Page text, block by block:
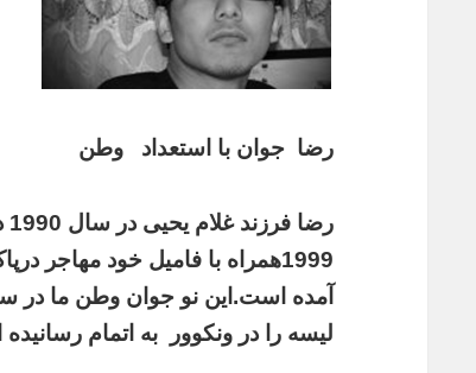
رضا جوان با استعداد وطن
لیسه را در ونکوور به اتمام